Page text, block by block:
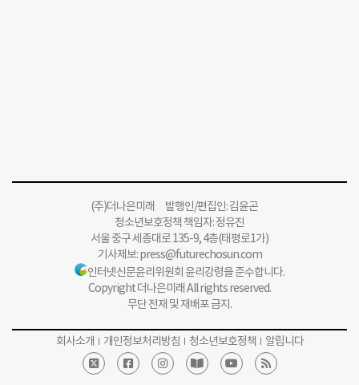
(주)더나은미래 발행인/편집인: 김윤곤
청소년보호정책 책임자: 정유진
서울 중구 세종대로 135-9, 4층(태평로1가)
기사제보:press@futurechosun.com
인터넷신문윤리위원회 윤리강령을 준수합니다.
Copyright 더나은미래 All rights reserved.
무단 전재 및 재배포 금지.
회사소개 개인정보처리방침 청소년보호정책 알립니다